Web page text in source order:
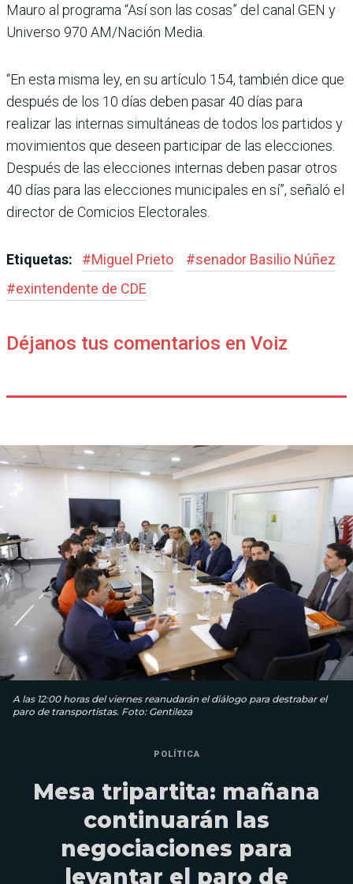
Mauro al pro­grama “Así son las cosas” del canal GEN y
Universo 970 AM/Nación Media.
“En esta misma ley, en su artículo 154, también dice que
des­pués de los 10 días deben pasar 40 días para
realizar las internas simultáneas de todos los partidos y
movimientos que deseen participar de las elecciones.
Después de las elecciones internas deben pasar otros
40 días para las elecciones municipales en sí”, señaló el
director de Comicios Electorales.
Etiquetas: #Miguel Prieto #senador Basilio Núñez
#exintendente de CDE
Déjanos tus comentarios en Voiz
A las 12:00 horas del viernes reanudarán el diálogo para destrabar el
paro de transportistas. Foto: Gentileza
POLÍTICA
Mesa tripartita: mañana
continuarán las
negociaciones para
levantar el paro de